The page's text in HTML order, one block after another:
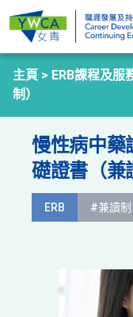
主頁 > ERB課程及服
制）
慢性病中藥
礎證書（兼
ERB #兼讀制